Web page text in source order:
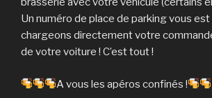
Un numéro de place de parking vous
chargeons directement votre
de votre voiture ! C’est tout !
A vous les apéros confinés !